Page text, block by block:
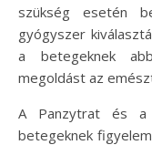
szükség esetén
gyógyszer
a betegeknek
megoldást az
A Panzytrat és a
betegeknek